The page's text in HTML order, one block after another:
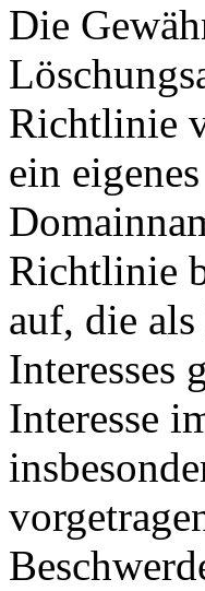
Die
Richtlinie
ein
Richtlinie
auf, die
Interesses
Interesse